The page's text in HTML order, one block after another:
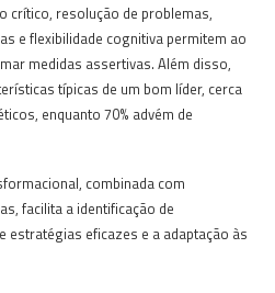
crítico, resolução de problemas,
e flexibilidade cognitiva permitem ao
medidas assertivas. Além disso,
típicas de um bom líder, cerca
enquanto 70% advém de
combinada com
facilita a identificação de
estratégias eficazes e a adaptação às